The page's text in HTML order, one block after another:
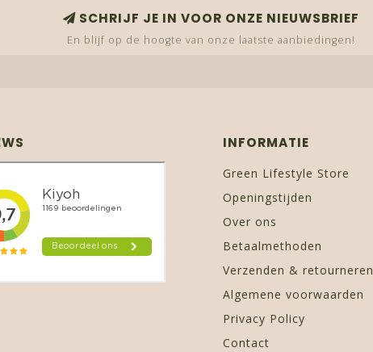
SCHRIJF JE IN VOOR ONZE NIEUWSBRIEF
En blijf op de hoogte van onze laatste aanbiedingen!
INFORMATIE
Green Lifestyle Store
Openingstijden
Over ons
Betaalmethoden
Verzenden & retourneren
Algemene voorwaarden
Privacy Policy
Contact